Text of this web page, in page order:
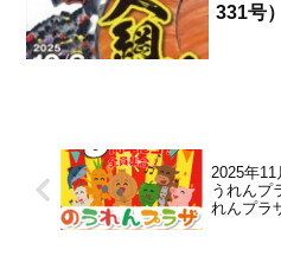
331号
2025年
うれんプ
れんプラ